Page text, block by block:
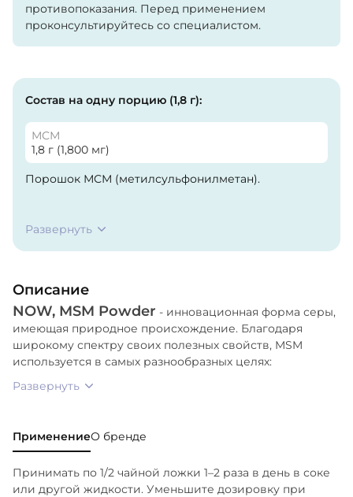
противопоказания. Перед применением
проконсультируйтесь со специалистом.
Состав на одну порцию (1,8 г):
МСМ
1,8 г (1,800 мг)
Порошок МСМ (метилсульфонилметан).
Развернуть
Описание
NOW, MSM Powder - инновационная форма серы,
имеющая природное происхождение. Благодаря
широкому спектру своих полезных свойств, MSM
используется в самых разнообразных целях:
Развернуть
ПрименениеО бренде
Принимать по 1/2 чайной ложки 1–2 раза в день в соке
или другой жидкости. Уменьшите дозировку при